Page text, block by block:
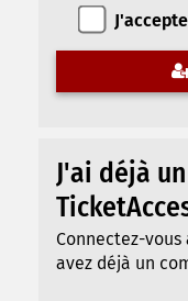
J'ai déjà
Connectez-
avez déjà un